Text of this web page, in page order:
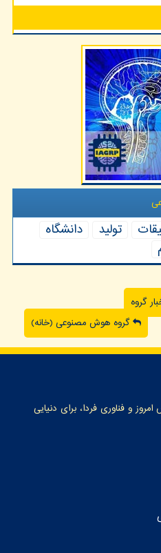
تولید
دانشگاه
گروه
گروه هوش مصنوعی (خانه)
و فناوری فردا، برای دنیایی